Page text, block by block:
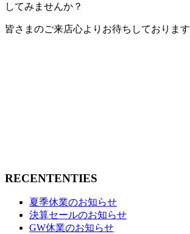
してみませんか？
皆さまのご来店心よりお待ちしております
RECENTENTIES
夏季休業のお知らせ
決算セールのお知らせ
GW休業のお知らせ